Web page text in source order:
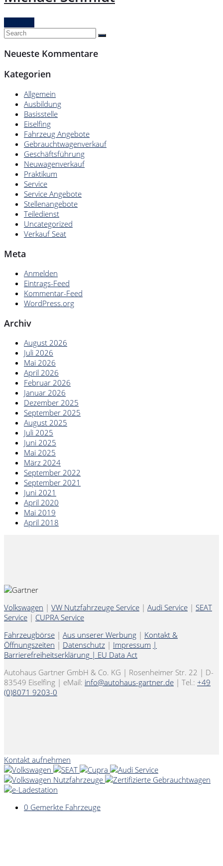
Neueste Kommentare
Kategorien
Allgemein
Ausbildung
Basisstelle
Eiselfing
Fahrzeug Angebote
Gebrauchtwagenverkauf
Geschäftsführung
Neuwagenverkauf
Praktikum
Service
Service Angebote
Stellenangebote
Teiledienst
Uncategorized
Verkauf Seat
Meta
Anmelden
Eintrags-Feed
Kommentar-Feed
WordPress.org
Archiv
August 2026
Juli 2026
Mai 2026
April 2026
Februar 2026
Januar 2026
Dezember 2025
September 2025
August 2025
Juli 2025
Juni 2025
Mai 2025
März 2024
September 2022
September 2021
Juni 2021
April 2020
Mai 2019
April 2018
Volkswagen | VW Nutzfahrzeuge Service | Audi Service | SEAT
Service | CUPRA Service
Fahrzeugbörse | Aus unserer Werbung | Kontakt &
Öffnungszeiten | Datenschutz | Impressum |
Barrierefreiheitserklärung | EU Data Act
Autohaus Gartner GmbH & Co. KG | Rosenheimer Str. 22 | D-
83549 Eiselfing | eMail: info@autohaus-gartner.de | Tel.: +49
(0)8071 9203-0
Kontakt aufnehmen
0 Gemerkte Fahrzeuge